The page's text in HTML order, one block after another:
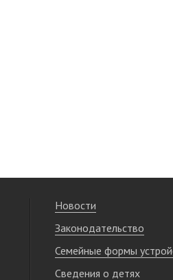
Новости
Законодательство
Семейные формы
Сведения о детях